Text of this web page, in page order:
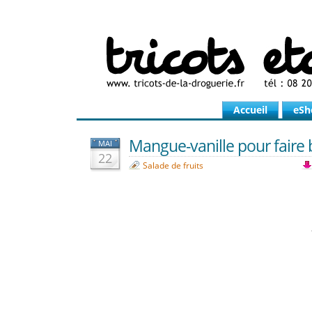
Accueil
MAI
22
Mangue-vanille pour faire
Salade de fruits